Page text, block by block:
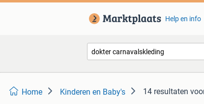
Help en info
Home Kinderen en Baby's 14 resultaten